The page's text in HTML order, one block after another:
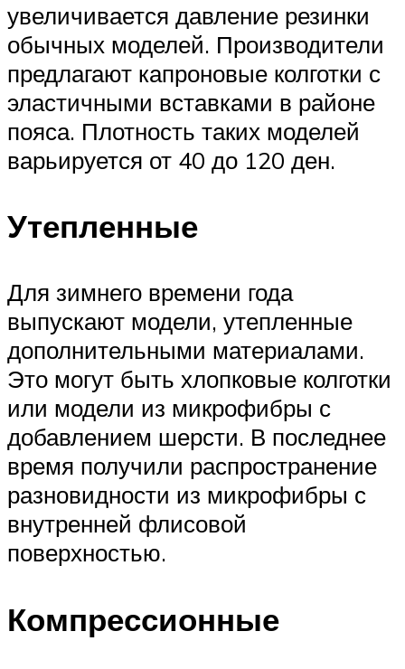
увеличивается давление резинки
обычных моделей. Производители
предлагают капроновые колготки с
эластичными вставками в районе
пояса. Плотность таких моделей
варьируется от 40 до 120 ден.
Утепленные
Для зимнего времени года
выпускают модели, утепленные
дополнительными материалами.
Это могут быть хлопковые колготки
или модели из микрофибры с
добавлением шерсти. В последнее
время получили распространение
разновидности из микрофибры с
внутренней флисовой
поверхностью.
Компрессионные